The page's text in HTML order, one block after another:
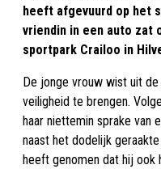
heeft afgevuurd op het
vriendin in een auto zat
sportpark Crailoo in
De jonge vrouw wist uit
veiligheid te brengen.
haar niettemin sprake van
naast het dodelijk
heeft genomen dat hij ook